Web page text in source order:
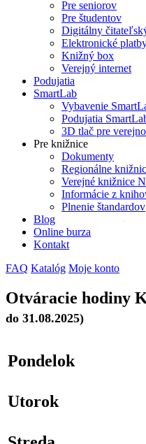
Pre seniorov
Pre študentov
Digitálny
Elektronické
Knižný box
Verejný internet
Podujatia
SmartLab
Vybavenie
Podujatia
3D tlač pre
Pre knižnice
Dokumenty
Regionálne
Verejné knižnice
Informácie z
Plnenie štandardov
Blog
Online burza
Kontakt
FAQ Katalóg Moje konto
Otváracie hodiny
do 31.08.2025)
Pondelok
Utorok